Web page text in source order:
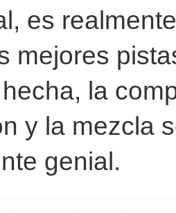
es
mejores
la
y la mezcla
genial.